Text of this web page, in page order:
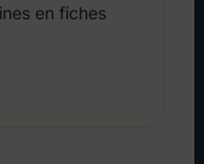
en fiches